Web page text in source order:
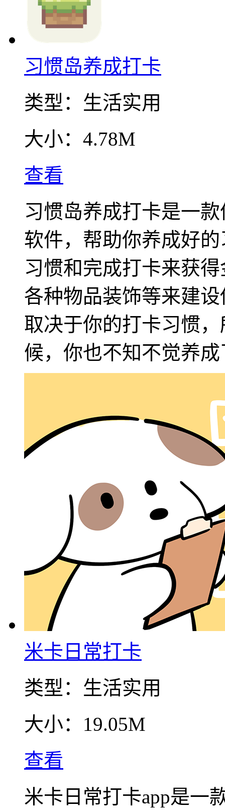
习惯岛养成打卡
类型： 生活实用
大小： 4.78M
查看
习惯岛养成打卡是一
软件，帮助你养成好
习惯和完成打卡来获
各种物品装饰等来建
取决于你的打卡习惯
候，你也不知不觉养
米卡日常打卡
类型： 生活实用
大小： 19.05M
查看
米卡日常打卡app是一